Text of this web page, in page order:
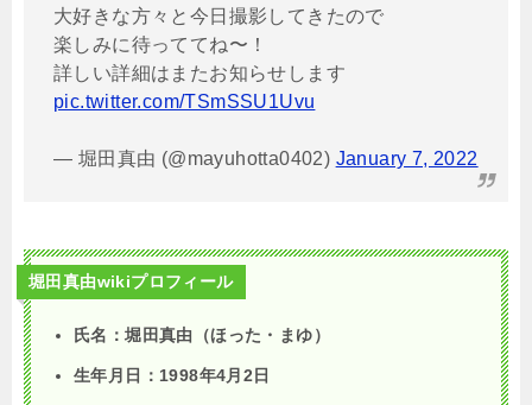
大好きな方々と今日撮影してきたので
楽しみに待っててね〜！
詳しい詳細はまたお知らせします
pic.twitter.com/TSmSSU1Uvu
— 堀田真由 (@mayuhotta0402) January 7, 2022
堀田真由wikiプロフィール
氏名：堀田真由（ほった・まゆ）
生年月日：1998年4月2日